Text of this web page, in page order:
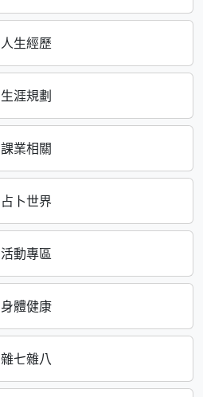
人生經歷
生涯規劃
課業相關
占卜世界
活動專區
身體健康
雜七雜八